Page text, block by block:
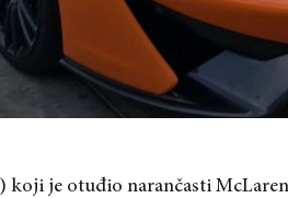
koji je otuđio narančasti